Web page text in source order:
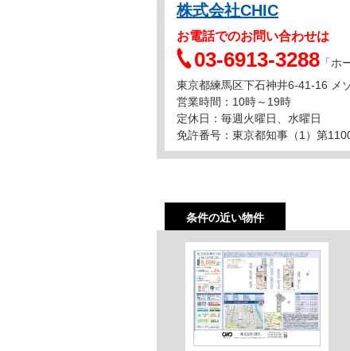
株式会社CHIC
お電話でのお問い合わせは
03-6913-3288 「
東京都練馬区下石神井6-41-16 メ
営業時間：10時～19時
定休日：毎週火曜日、水曜日
免許番号：東京都知事（1）第
条件の近い物件